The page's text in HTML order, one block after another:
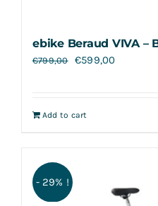
ebike Beraud VIVA –
€799,00 €599,00
Add to cart
- 29% !